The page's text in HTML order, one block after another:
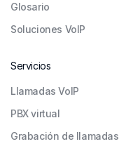
Glosario
Soluciones VoIP
Servicios
Llamadas VoIP
PBX virtual
Grabación de llamadas